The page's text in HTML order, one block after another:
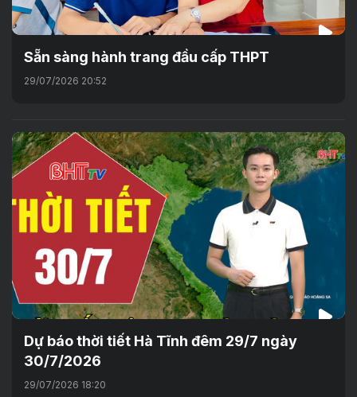
Sẵn sàng hành trang đầu cấp THPT
29/07/2026 20:52
Dự báo thời tiết Hà Tĩnh đêm 29/7 ngày
30/7/2026
29/07/2026 18:20